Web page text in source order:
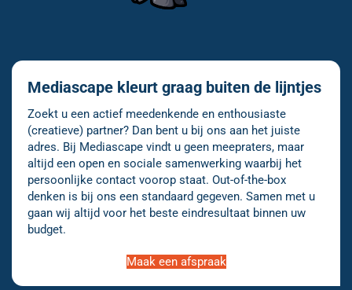
Mediascape kleurt graag buiten de lijntjes
Zoekt u een actief meedenkende en enthousiaste
(creatieve) partner? Dan bent u bij ons aan het juiste
adres. Bij Mediascape vindt u geen meepraters, maar
altijd een open en sociale samenwerking waarbij het
persoonlijke contact voorop staat. Out-of-the-box
denken is bij ons een standaard gegeven. Samen met u
gaan wij altijd voor het beste eindresultaat binnen uw
budget.
Maak een afspraak